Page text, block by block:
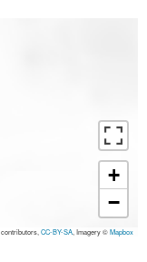
+
−
contributors,CC-BY-SA, Imagery ©Mapbox